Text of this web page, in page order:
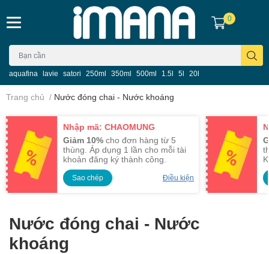
aquafina lavie satori 250ml 350ml 500ml 1.5l 5l 20l
0
Trang chủ / Nước đóng chai - Nước khoáng
Nhập mã: CHAOMUNG
Giảm 10% cho đơn hàng từ 5
thùng. Áp dụng 1 lần cho mỗi tài
khoản đăng ký thành công.
Sao chép Điều kiện
Nước đóng chai - Nước
khoáng